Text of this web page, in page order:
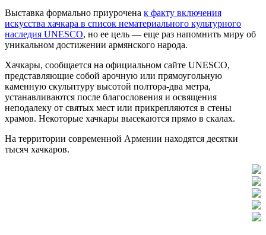
Выставка формально приурочена к факту включения
искусства хачкара в список нематериального культурного
наследия UNESCO, но ее цель — еще раз напомнить миру об
уникальном достижении армянского народа.
Хачкары, сообщается на официальном сайте UNESCO,
представляющие собой арочную или прямоугольную
каменную скульптуру высотой полтора-два метра,
устанавливаются после благословения и освящения
неподалеку от святых мест или прикрепляются в стены
храмов. Некоторые хачкары высекаются прямо в скалах.
На территории современной Армении находятся десятки
тысяч хачкаров.